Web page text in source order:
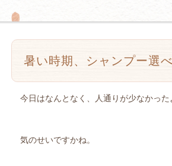
暑い時期、シャンプー選べ
今日はなんとなく、人通りが少なかっ
気のせいですかね。